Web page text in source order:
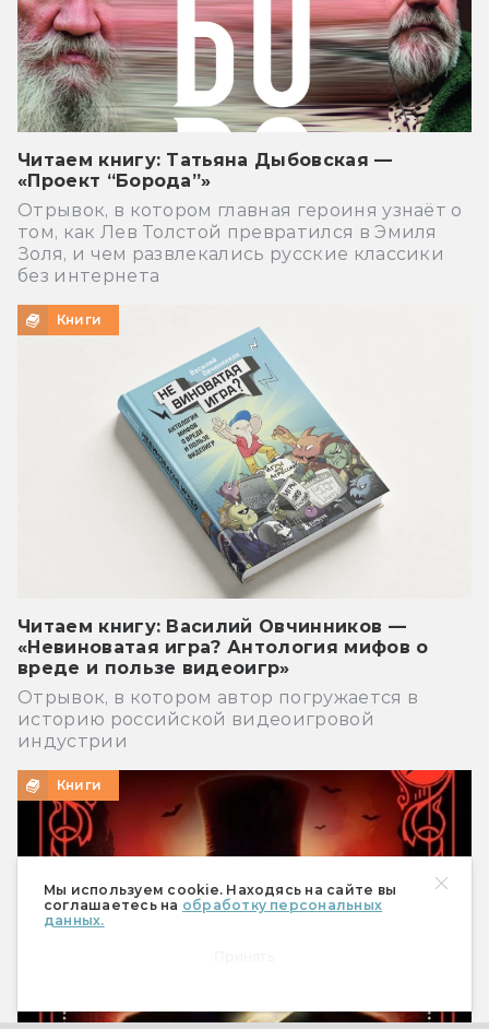
Мы используем cookie. Находясь на сайте вы
соглашаетесь на обработку персональных
данных.
Читаем книгу: Татьяна Дыбовская —
«Проект “Борода”»
Отрывок, в котором главная героиня узнаёт о
том, как Лев Толстой превратился в Эмиля
Золя, и чем развлекались русские классики
без интернета
Книги
Читаем книгу: Василий Овчинников —
«Невиноватая игра? Антология мифов о
вреде и пользе видеоигр»
Отрывок, в котором автор погружается в
историю российской видеоигровой
индустрии
Книги